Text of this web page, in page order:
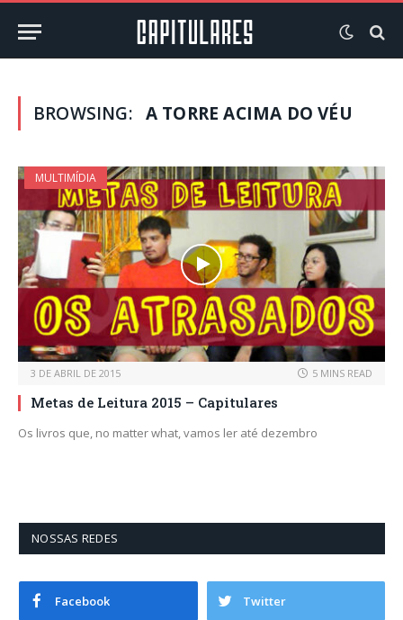
BROWSING: A TORRE ACIMA DO VÉU
MULTIMÍDIA
3 DE ABRIL DE 2015 5 MINS READ
Metas de Leitura 2015 – Capitulares
Os livros que, no matter what, vamos ler até dezembro
NOSSAS REDES
Facebook Twitter